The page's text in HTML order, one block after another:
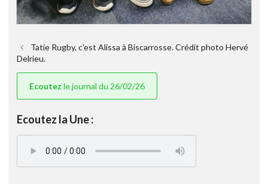
Tatie Rugby, c'est Alissa à Biscarrosse. Crédit photo Hervé
Delrieu.
Ecoutez le journal du 26/02/26
Ecoutez la Une :